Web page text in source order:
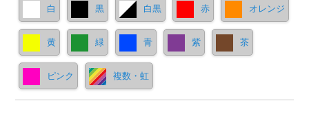
白 黒 白黒 赤 オレンジ
黄 緑 青 紫 茶
ピンク 複数・虹